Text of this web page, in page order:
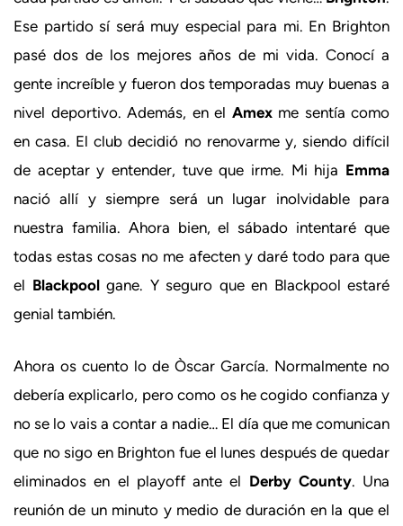
Ese partido sí será muy especial para mi. En Brighton
pasé dos de los mejores años de mi vida. Conocí a
gente increíble y fueron dos temporadas muy buenas a
nivel deportivo. Además, en el Amexme sentía como
en casa. El club decidió no renovarme y, siendo difícil
de aceptar y entender, tuve que irme. Mi hija Emma
nació allí y siempre será un lugar inolvidable para
nuestra familia. Ahora bien, el sábado intentaré que
todas estas cosas no me afecten y daré todo para que
el Blackpoolgane. Y seguro que en Blackpool estaré
genial también.
Ahora os cuento lo de Òscar García. Normalmente no
debería explicarlo, pero como os he cogido confianza y
no se lo vais a contar a nadie… El día que me comunican
que no sigo en Brighton fue el lunes después de quedar
eliminados en el playoff ante el Derby County. Una
reunión de un minuto y medio de duración en la que el